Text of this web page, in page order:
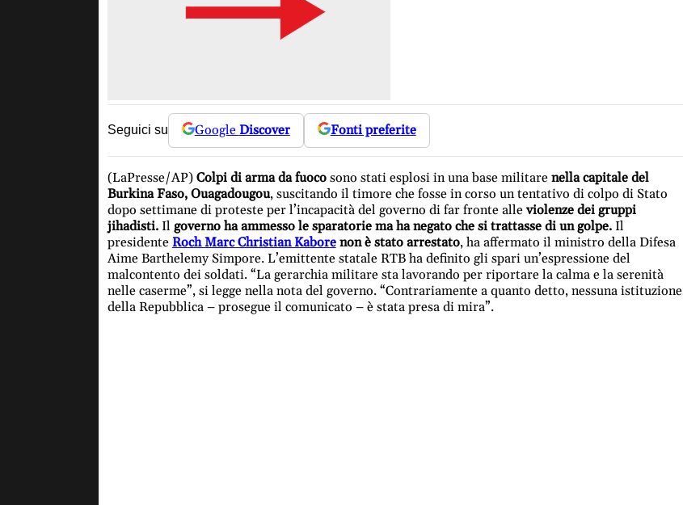
Seguici su Google Discover Fonti preferite
(LaPresse/AP)Colpi di arma da fuocosono stati esplosi in una base militarenella capitale del
Burkina Faso, Ouagadougou, suscitando il timore che fosse in corso un tentativo di colpo di Stato
dopo settimane di proteste per l’incapacità del governo di far fronte alleviolenze dei gruppi
jihadisti.Il governo ha ammesso le sparatorie ma ha negato che si trattasse di un golpe.Il
presidente Roch Marc Christian Kaborenon è stato arrestato, ha affermato il ministro della Difesa
Aime Barthelemy Simpore. L’emittente statale RTB ha definito gli spari un’espressione del
malcontento dei soldati. “La gerarchia militare sta lavorando per riportare la calma e la serenità
nelle caserme”, si legge nella nota del governo. “Contrariamente a quanto detto, nessuna istituzione
della Repubblica – prosegue il comunicato – è stata presa di mira”.